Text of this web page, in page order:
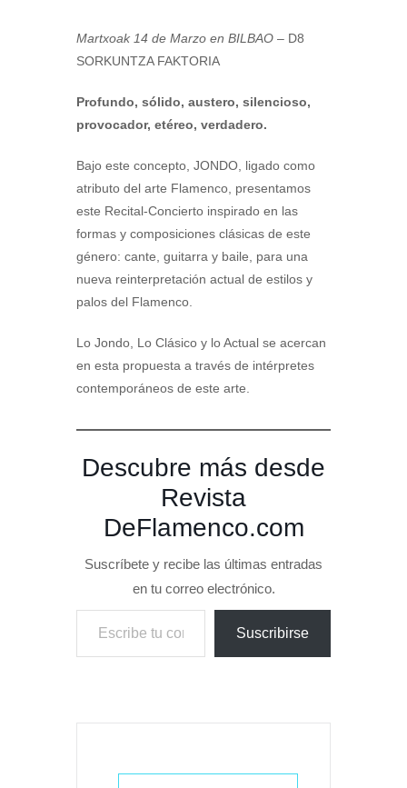
Martxoak 14 de Marzo en BILBAO – D8
SORKUNTZA FAKTORIA
Profundo, sólido, austero, silencioso,
provocador, etéreo, verdadero.
Bajo este concepto, JONDO, ligado como
atributo del arte Flamenco, presentamos
este Recital-Concierto inspirado en las
formas y composiciones clásicas de este
género: cante, guitarra y baile, para una
nueva reinterpretación actual de estilos y
palos del Flamenco.
Lo Jondo, Lo Clásico y lo Actual se acercan
en esta propuesta a través de intérpretes
contemporáneos de este arte.
Descubre más desde
Revista
DeFlamenco.com
Suscríbete y recibe las últimas entradas
en tu correo electrónico.
Escribe tu correo electrónico…
Suscribirse